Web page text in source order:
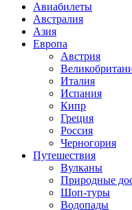
Авиабилеты
Австралия
Азия
Европа
Австрия
Италия
Испания
Кипр
Греция
Россия
Черногория
Путешествия
Вулканы
Природные
Шоп-туры
Водопады